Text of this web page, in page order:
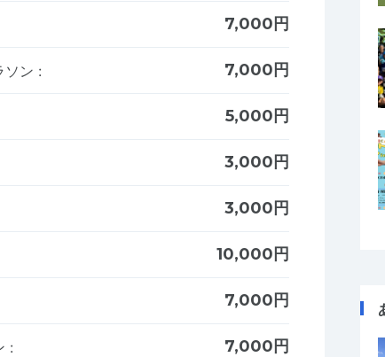
7,000円
ソン : 7,000円
5,000円
3,000円
3,000円
10,000円
7,000円
: 7,000円